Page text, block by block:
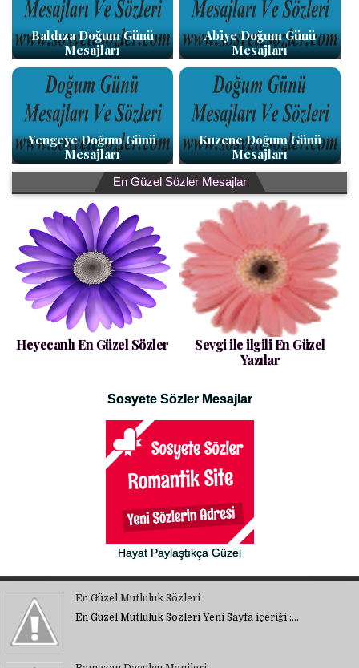
Baldıza Doğum Günü
Mesajları
Abiye Doğum Günü
Mesajları
Yengeye Doğum Günü
Mesajları
Kuzene Doğum Günü
Mesajları
En Güzel Sözler Mesajlar
Heyecanlı En Güzel Sözler
Sevgi ile ilgili En Güzel
Yazılar
Sosyete Sözler Mesajlar
Hayat Paylaştıkça Güzel
En Güzel Mutluluk Sözleri
En Güzel Mutluluk Sözleri Yeni Sayfa içeriği :…